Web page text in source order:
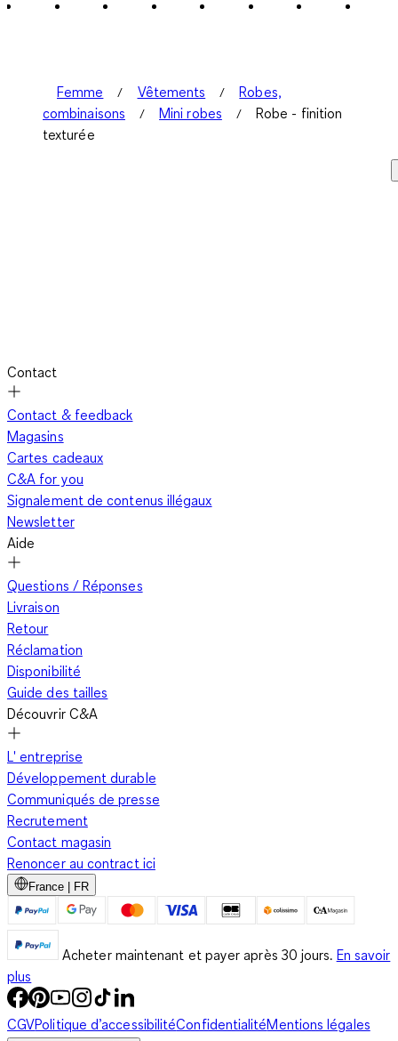
Femme Vêtements
Robes,
combinaisons
Mini robes
Robe - finition
texturée
Contact
Contact & feedback
Magasins
Cartes cadeaux
C&A for you
Signalement de contenus illégaux
Newsletter
Aide
Questions / Réponses
Livraison
Retour
Réclamation
Disponibilité
Guide des tailles
Découvrir C&A
L' entreprise
Développement durable
Communiqués de presse
Recrutement
Contact magasin
Renoncer au contract ici
France | FR
Acheter maintenant et payer après 30 jours. En savoir
plus
CGVPolitique d’accessibilitéConfidentialitéMentions légales